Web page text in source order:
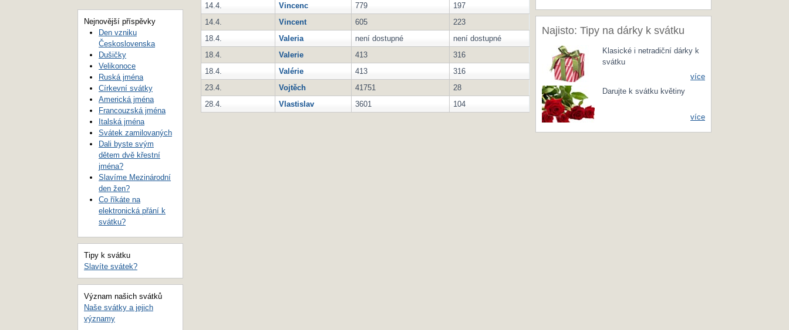
14.4.
Vincenc 779
197
14.4.
Vincent 605
223
18.4.
Valeria není dostupné
není dostupné
18.4.
Valerie 413
316
18.4.
Valérie 413
316
23.4.
Vojtěch 41751
28
28.4.
Vlastislav 3601 104
Najisto: Tipy na dárky k svátku
Klasické i netradiční dárky k
svátku
více
Darujte k svátku květiny
více
Nejnovější příspěvky
Den vzniku
Československa
Dušičky
Velikonoce
Ruská jména
Církevní svátky
Americká jména
Francouzská jména
Italská jména
Svátek zamilovaných
Dali byste svým
dětem dvě křestní
jména?
Slavíme Mezinárodní
den žen?
Co říkáte na
elektronická přání k
svátku?
Tipy k svátku
Slavíte svátek?
Význam našich svátků
Naše svátky a jejich
významy